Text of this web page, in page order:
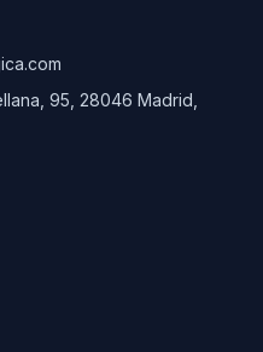
95, 28046 Madrid,